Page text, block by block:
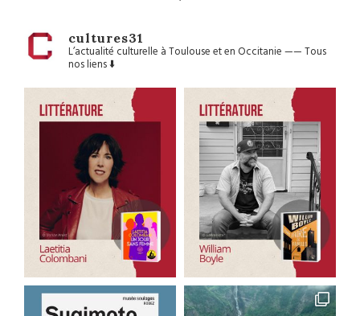
cultures31
L’actualité culturelle à Toulouse et en Occitanie——Tous
nos liens ⬇️